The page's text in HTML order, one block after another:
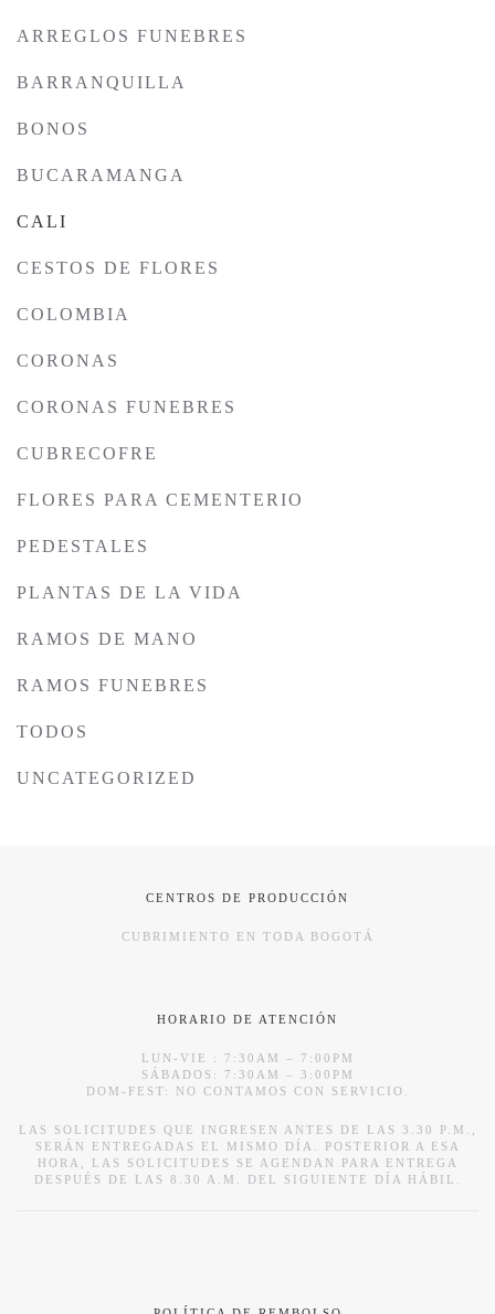
ARREGLOS FUNEBRES
BARRANQUILLA
BONOS
BUCARAMANGA
CALI
CESTOS DE FLORES
COLOMBIA
CORONAS
CORONAS FUNEBRES
CUBRECOFRE
FLORES PARA CEMENTERIO
PEDESTALES
PLANTAS DE LA VIDA
RAMOS DE MANO
RAMOS FUNEBRES
TODOS
UNCATEGORIZED
CENTROS DE PRODUCCIÓN
CUBRIMIENTO EN TODA BOGOTÁ
HORARIO DE ATENCIÓN
LUN-VIE : 7:30AM – 7:00PM
SÁBADOS: 7:30AM – 3:00PM
DOM-FEST: NO CONTAMOS CON SERVICIO.
LAS SOLICITUDES QUE INGRESEN ANTES DE LAS 3.30 P.M.,
SERÁN ENTREGADAS EL MISMO DÍA. POSTERIOR A ESA
HORA, LAS SOLICITUDES SE AGENDAN PARA ENTREGA
DESPUÉS DE LAS 8.30 A.M. DEL SIGUIENTE DÍA HÁBIL.